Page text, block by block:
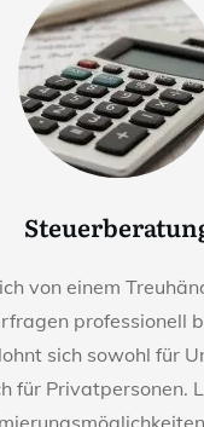
von einem
professionell
sich sowohl für
für Privatpersonen.